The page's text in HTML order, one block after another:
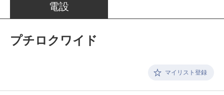
電設
プチロクワイド
マイリスト登録